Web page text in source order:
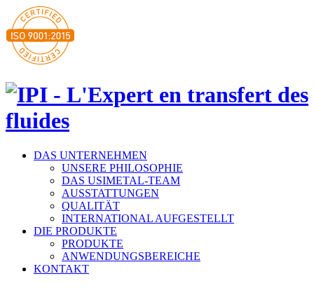
DAS UNTERNEHMEN
UNSERE PHILOSOPHIE
DAS USIMETAL-TEAM
​AUSSTATTUNGEN
​QUALITÄT
INTERNATIONAL AUFGESTELLT
DIE PRODUKTE
PRODUKTE
ANWENDUNGSBEREICHE
KONTAKT